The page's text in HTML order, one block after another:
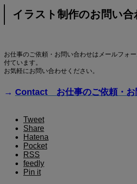
イラスト制作のお問い
お仕事のご依頼・お問い合わせはメールフォ
付ています。
お気軽にお問い合わせください。
→ Contact お仕事のご依頼・お
Tweet
Share
Hatena
Pocket
RSS
feedly
Pin it